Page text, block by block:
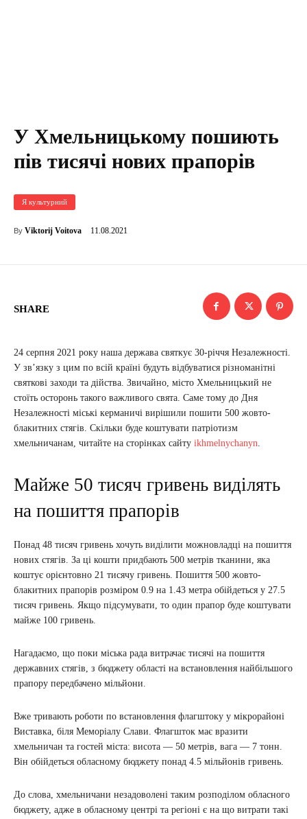
У Хмельницькому пошиють
пів тисячі нових прапорів
Я культурний
By Viktorij Voitova 11.08.2021
SHARE
24 серпня 2021 року наша держава святкує 30-річчя Незалежності.
У зв’язку з цим по всій країні будуть відбуватися різноманітні
святкові заходи та дійства. Звичайно, місто Хмельницький не
стоїть осторонь такого важливого свята. Саме тому до Дня
Незалежності міські керманичі вирішили пошити 500 жовто-
блакитних стягів. Скільки буде коштувати патріотизм
хмельничанам, читайте на сторінках сайту ikhmelnychanyn.
Майже 50 тисяч гривень виділять
на пошиття прапорів
Понад 48 тисяч гривень хочуть виділити можновладці на пошиття
нових стягів. За ці кошти придбають 500 метрів тканини, яка
коштує орієнтовно 21 тисячу гривень. Пошиття 500 жовто-
блакитних прапорів розміром 0.9 на 1.43 метра обійдеться у 27.5
тисяч гривень. Якщо підсумувати, то один прапор буде коштувати
майже 100 гривень.
Нагадаємо, що поки міська рада витрачає тисячі на пошиття
державних стягів, з бюджету області на встановлення найбільшого
прапору передбачено мільйони.
Вже тривають роботи по встановлення флагштоку у мікрорайоні
Виставка, біля Меморіалу Слави. Флагшток має вразити
хмельничан та гостей міста: висота — 50 метрів, вага — 7 тонн.
Він обійдеться обласному бюджету понад 4.5 мільйонів гривень.
До слова, хмельничани незадоволені таким розподілом обласного
бюджету, адже в обласному центрі та регіоні є на що витрати такі